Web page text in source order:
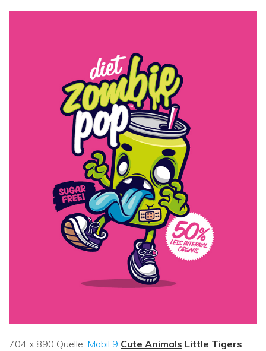
704 x 890 Quelle: Mobil 9 Cute Animals Little Tigers